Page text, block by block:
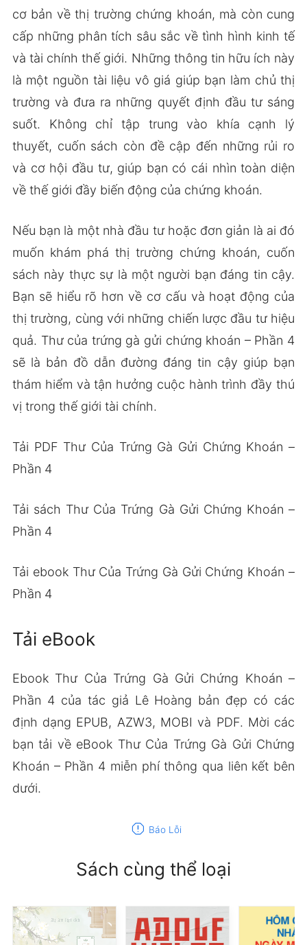
cơ bản về thị trường chứng khoán, mà còn cung
cấp những phân tích sâu sắc về tình hình kinh tế
và tài chính thế giới. Những thông tin hữu ích này
là một nguồn tài liệu vô giá giúp bạn làm chủ thị
trường và đưa ra những quyết định đầu tư sáng
suốt. Không chỉ tập trung vào khía cạnh lý
thuyết, cuốn sách còn đề cập đến những rủi ro
và cơ hội đầu tư, giúp bạn có cái nhìn toàn diện
về thế giới đầy biến động của chứng khoán.
Nếu bạn là một nhà đầu tư hoặc đơn giản là ai đó
muốn khám phá thị trường chứng khoán, cuốn
sách này thực sự là một người bạn đáng tin cậy.
Bạn sẽ hiểu rõ hơn về cơ cấu và hoạt động của
thị trường, cùng với những chiến lược đầu tư hiệu
quả. Thư của trứng gà gửi chứng khoán – Phần 4
sẽ là bản đồ dẫn đường đáng tin cậy giúp bạn
thám hiểm và tận hưởng cuộc hành trình đầy thú
vị trong thế giới tài chính.
Tải PDF Thư Của Trứng Gà Gửi Chứng Khoán –
Phần 4
Tải sách Thư Của Trứng Gà Gửi Chứng Khoán –
Phần 4
Tải ebook Thư Của Trứng Gà Gửi Chứng Khoán –
Phần 4
Tải eBook
Ebook Thư Của Trứng Gà Gửi Chứng Khoán –
Phần 4 của tác giả Lê Hoàng bản đẹp có các
định dạng EPUB, AZW3, MOBI và PDF. Mời các
bạn tải về eBook Thư Của Trứng Gà Gửi Chứng
Khoán – Phần 4 miễn phí thông qua liên kết bên
dưới.
report Báo Lỗi
Sách cùng thể loại